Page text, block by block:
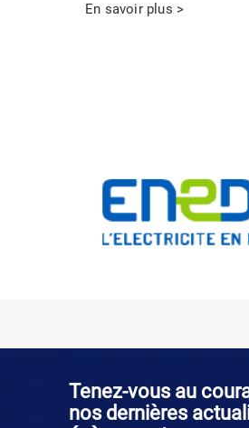
En savoir plus >
Tenez-vous au
nos dernières